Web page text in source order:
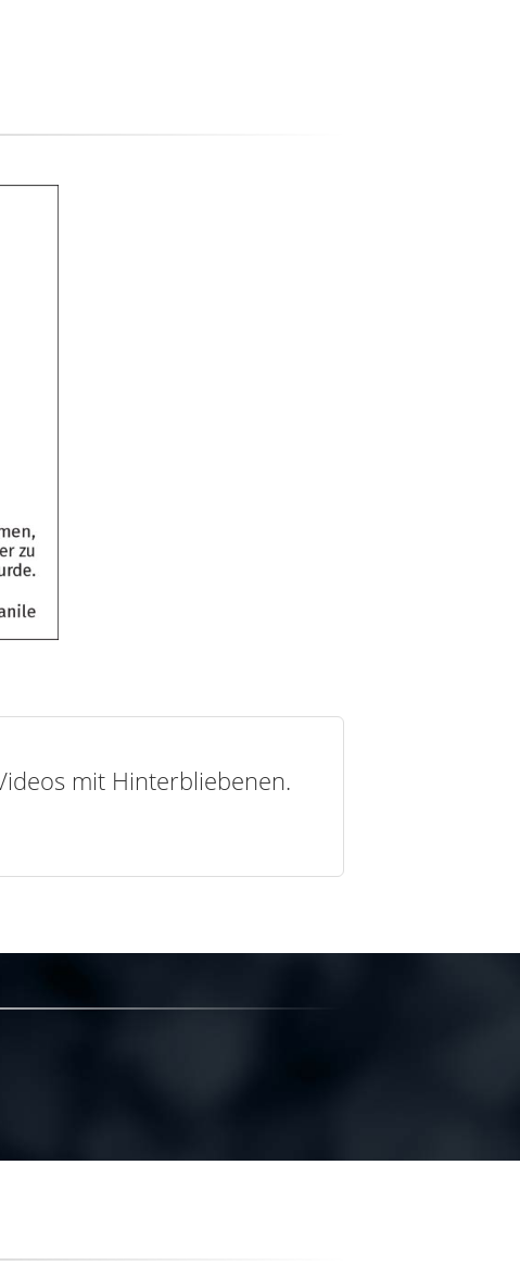
mit Hinterbliebenen.